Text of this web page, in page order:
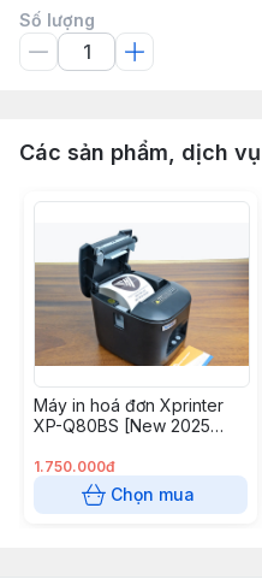
Số lượng
Các sản phẩm, dịch
Máy in hoá đơn Xprinter
XP-Q80BS [New 2025
1.750.000đ
Chọn mua